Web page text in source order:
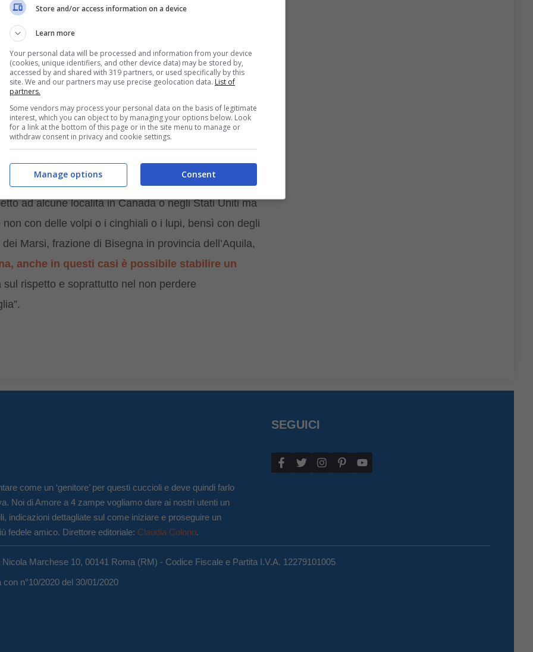
per il benessere e il destino della volpe”.
ha chiuso l’accesso al secondo piano del mezzo,
a catturare l’esemplare.
del deposito dove presumibilmente risiedeva.
delle volpe a Londra è molto diffusa, al punto che è
pubblicano le fotografie e dei video sulle volpi
se a volte potrebbe essere rischioso per gli
ad alcune località in Canada o negli Stati Uniti ma
con delle volpi o i cinghiali o i lupi, bensì con degli
Marsi, frazione di Bisegna in provincia dell’Aquila,
anche in questi casi è possibile stabilire un
rispetto e soprattutto nel non perdere
come un ‘genitore’ per questi cuccioli e deve quindi farlo
Noi di Amore a 4 zampe vogliamo dare ai nostri utenti un
indicazioni dettagliate sul come iniziare e proseguire un
fedele amico. Direttore editoriale: Claudia Colono.
SEGUICI
Marchese 10, 00141 Roma (RM) - Codice Fiscale e Partita I.V.A. 12279101005
n°10/2020 del 30/01/2020
Store and/or access information on a device
Learn more
Your personal data will be processed and information from your device
(cookies, unique identifiers, and other device data) may be stored by,
accessed by and shared with 319 partners, or used specifically by this
site. We and our partners may use precise geolocation data. List of
partners.
Some vendors may process your personal data on the basis of legitimate
interest, which you can object to by managing your options below. Look
for a link at the bottom of this page or in the site menu to manage or
withdraw consent in privacy and cookie settings.
Consent
Manage options